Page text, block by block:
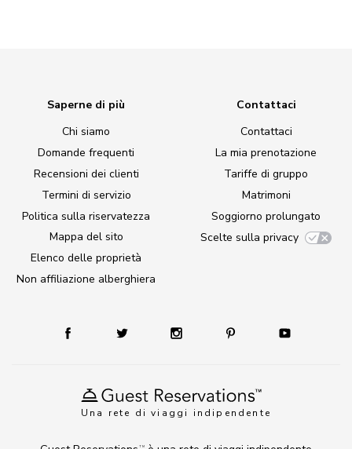
Una rete di viaggi indipendente
Saperne di più
Chi siamo
Domande frequenti
Recensioni dei clienti
Termini di servizio
Politica sulla riservatezza
Mappa del sito
Elenco delle proprietà
Non affiliazione alberghiera
Contattaci
Contattaci
La mia prenotazione
Tariffe di gruppo
Matrimoni
Soggiorno prolungato
Scelte sulla privacy
TM